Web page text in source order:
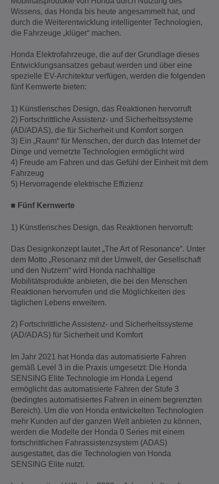
Wissens, das Honda bis heute angesammelt hat, und
durch die Weiterentwicklung intelligenter Technologien,
die Fahrzeuge „klüger“ machen.
Honda Elektrofahrzeuge, die auf der Grundlage dieses
Entwicklungsansatzes gebaut werden und über eine
spezielle EV-Architektur verfügen, werden die folgenden
fünf Kernwerte bieten:
1) Künstlerisches Design, das Reaktionen hervorruft
2) Fortschrittliche Assistenz- und Sicherheitssysteme
(AD/ADAS), die für Sicherheit und Komfort sorgen
3) Ein „Raum“ für Menschen, der durch das Internet der
Dinge und vernetzte Technologien ermöglicht wird
4) Freude am Fahren und das Gefühl der Einheit mit dem
Fahrzeug
5) Hervorragende elektrische Effizienz
■ Fünf Kernwerte
1) Künstlerisches Design, das Reaktionen hervorruft:
Das Designkonzept lautet „The Art of Resonance“. Unter
dem Motto „Resonanz mit der Umwelt, der Gesellschaft
und den Nutzern“ wird Honda nachhaltige
Mobilitätsprodukte anbieten, die bei den Menschen
Reaktionen hervorrufen und die Möglichkeiten des
täglichen Lebens erweitern.
2) Fortschrittliche Assistenz- und Sicherheitssysteme
(AD/ADAS) für Sicherheit und Komfort
Im Jahr 2021 hat Honda das automatisierte Fahren
gemäß Level 3 in die Praxis umgesetzt: Die Honda
SENSING Elite Technologie im Honda Legend
ermöglicht das automatisierte Fahren der Stufe 3
(bedingtes automatisiertes Fahren in einem begrenzten
Bereich). Um die von Honda entwickelten Technologien
mehr Kunden auf der ganzen Welt anbieten zu können,
werden die Modelle der Honda 0 Series mit einem
fortschrittlichen Fahrassistenzsystem (ADAS)
ausgestattet, das die Technologien von Honda
SENSING Elite nutzt.